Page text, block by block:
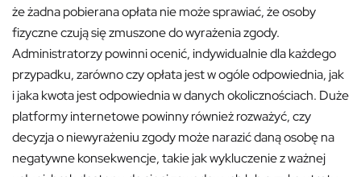
że żadna pobierana opłata nie może sprawiać, że osoby
fizyczne czują się zmuszone do wyrażenia zgody.
Administratorzy powinni ocenić, indywidualnie dla każdego
przypadku, zarówno czy opłata jest w ogóle odpowiednia, jak
i jaka kwota jest odpowiednia w danych okolicznościach. Duże
platformy internetowe powinny również rozważyć, czy
decyzja o niewyrażeniu zgody może narazić daną osobę na
negatywne konsekwencje, takie jak wykluczenie z ważnej